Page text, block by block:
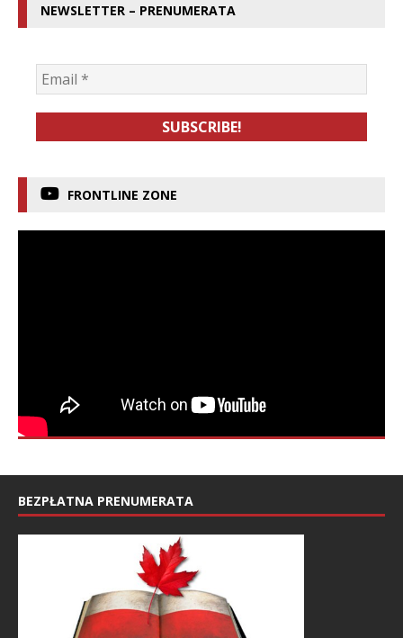
NEWSLETTER – PRENUMERATA
FRONTLINE ZONE
BEZPŁATNA PRENUMERATA